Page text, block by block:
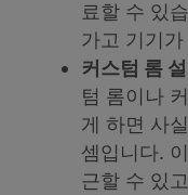
료할 수 있
가고 기기
커스텀 롬
텀 롬이나
게 하면 사
셈입니다.
근할 수 있